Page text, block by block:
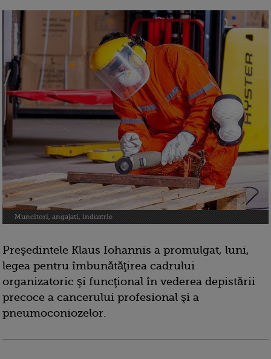
Muncitori, angajati, industrie
Preşedintele Klaus Iohannis a promulgat, luni,
legea pentru îmbunătăţirea cadrului
organizatoric şi funcţional în vederea depistării
precoce a cancerului profesional şi a
pneumoconiozelor.